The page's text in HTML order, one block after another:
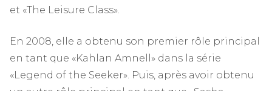
et «The Leisure Class».
En 2008, elle a obtenu son premier rôle principal
en tant que «Kahlan Amnell» dans la série
«Legend of the Seeker». Puis, après avoir obtenu